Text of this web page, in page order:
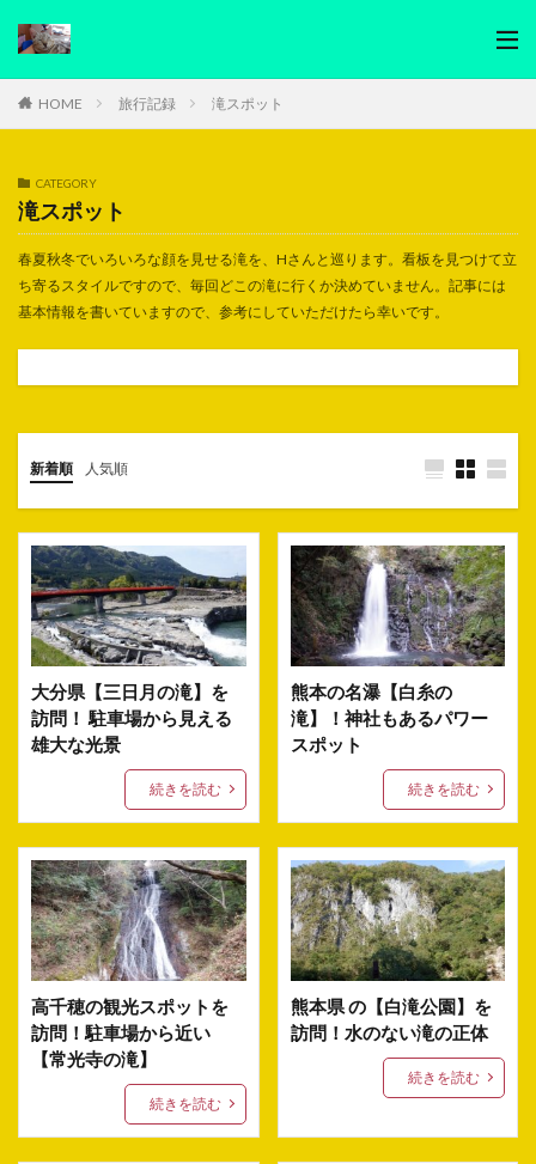
HOME 旅行記録 滝スポット
CATEGORY
滝スポット
春夏秋冬でいろいろな顔を見せる滝を、Hさんと巡ります。看板を見つけて立
ち寄るスタイルですので、毎回どこの滝に行くか決めていません。記事には
基本情報を書いていますので、参考にしていただけたら幸いです。
新着順 人気順
大分県【三日月の滝】を
訪問！ 駐車場から見える
雄大な光景
続きを読む
熊本の名瀑【白糸の
滝】！神社もあるパワー
スポット
続きを読む
高千穂の観光スポットを
訪問！駐車場から近い
【常光寺の滝】
続きを読む
熊本県 の【白滝公園】を
訪問！水のない滝の正体
続きを読む